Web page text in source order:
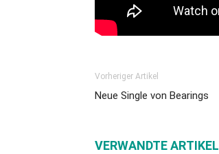
Vorheriger Artikel
Neue Single von Bearings
VERWANDTE ARTIKEL